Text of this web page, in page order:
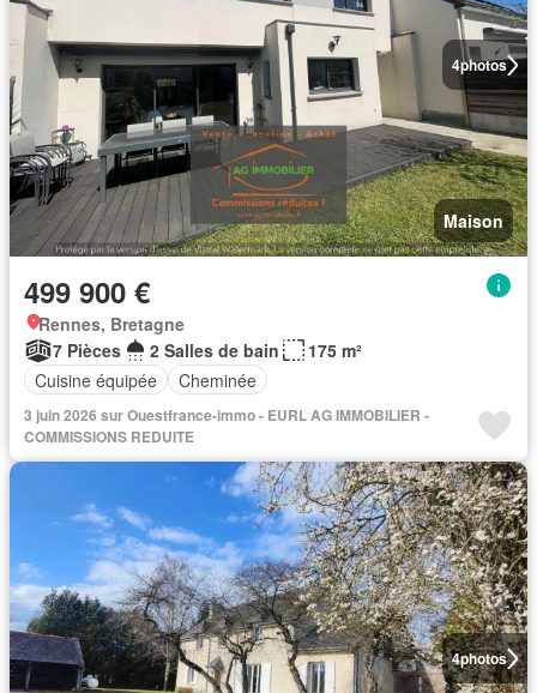
4photos
Maison
499 900 €
Rennes, Bretagne
7 Pièces
2 Salles de bain
175 m²
Cuisine équipée
Cheminée
3 juin 2026 sur Ouestfrance-immo - EURL AG IMMOBILIER -
COMMISSIONS REDUITE
4photos